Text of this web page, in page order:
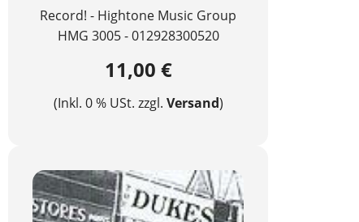
Record! - Hightone Music Group
HMG 3005 - 012928300520
11,00 €
(Inkl. 0 % USt. zzgl. Versand)